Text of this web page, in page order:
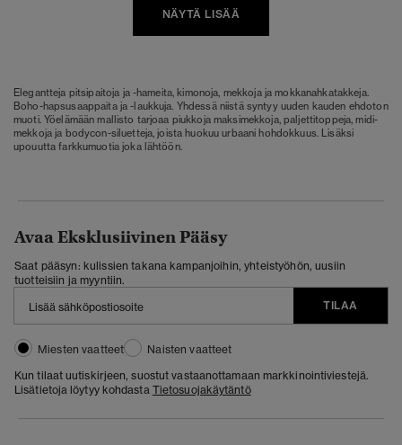
NÄYTÄ LISÄÄ
Elegantteja pitsipaitoja ja -hameita, kimonoja, mekkoja ja mokkanahkatakkeja.
Boho-hapsusaappaita ja -laukkuja. Yhdessä niistä syntyy uuden kauden ehdoton
muoti. Yöelämään mallisto tarjoaa piukkoja maksimekkoja, paljettitoppeja, midi-
mekkoja ja bodycon-siluetteja, joista huokuu urbaani hohdokkuus. Lisäksi
upouutta farkkumuotia joka lähtöön.
Avaa Eksklusiivinen Pääsy
Saat pääsyn: kulissien takana kampanjoihin, yhteistyöhön, uusiin
tuotteisiin ja myyntiin.
TILAA
Miesten vaatteet
Naisten vaatteet
Kun tilaat uutiskirjeen, suostut vastaanottamaan markkinointiviestejä.
Lisätietoja löytyy kohdasta Tietosuojakäytäntö